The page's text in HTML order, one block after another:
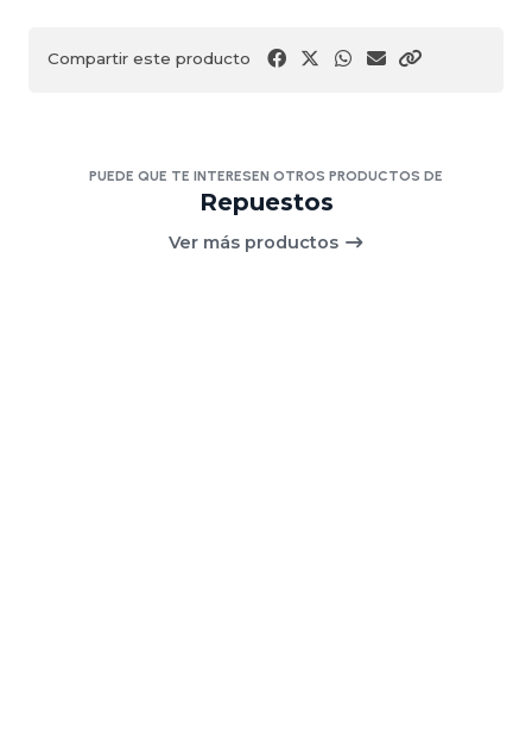
Compartir este producto
PUEDE QUE TE INTERESEN OTROS PRODUCTOS DE
Repuestos
Ver más productos